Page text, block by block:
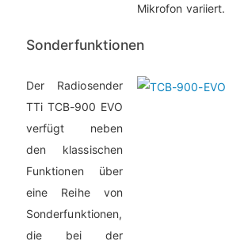
Mikrofon variiert.
Sonderfunktionen
Der Radiosender
TTi TCB-900 EVO
verfügt neben
den klassischen
Funktionen über
eine Reihe von
Sonderfunktionen,
die bei der